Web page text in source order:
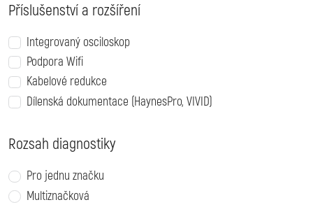
Příslušenství a rozšíření
Integrovaný osciloskop
Podpora Wifi
Kabelové redukce
Dílenská dokumentace (HaynesPro, VIVID)
Rozsah diagnostiky
Pro jednu značku
Multiznačková